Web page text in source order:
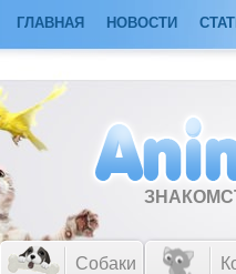
ГЛАВНАЯ НОВОСТИ
Собаки